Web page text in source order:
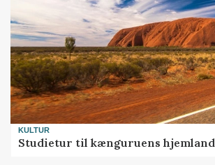
KULTUR
Studietur til kænguruens hjemland